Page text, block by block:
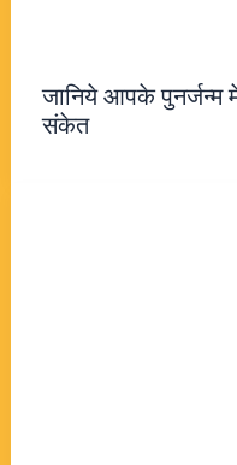
जानिये आपके पुनर्जन्म
संकेत